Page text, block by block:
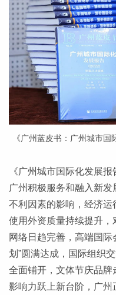
《广州蓝皮书：广州城市国
《广州城市国际化发展
广州积极服务和融入新
不利因素的影响，经济运
使用外资质量持续提升，
网络日趋完善，高端国
划”圆满达成，国际组织
全面铺开，文体节庆品
影响力跃上新台阶，广州